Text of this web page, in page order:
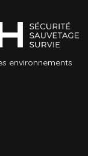
environnements